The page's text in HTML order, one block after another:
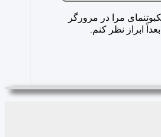
مرا در مرورگر
ابراز نظر کنم.